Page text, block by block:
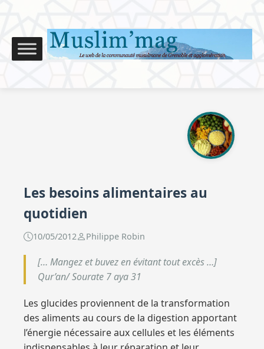
Les besoins alimentaires au
quotidien
10/05/2012 Philippe Robin
[… Mangez et buvez en évitant tout excès …]
Qur’an/ Sourate 7 aya 31
Les glucides proviennent de la transformation
des aliments au cours de la digestion apportant
l’énergie nécessaire aux cellules et les éléments